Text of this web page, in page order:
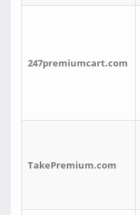
247premiumcart.com
TakePremium.com